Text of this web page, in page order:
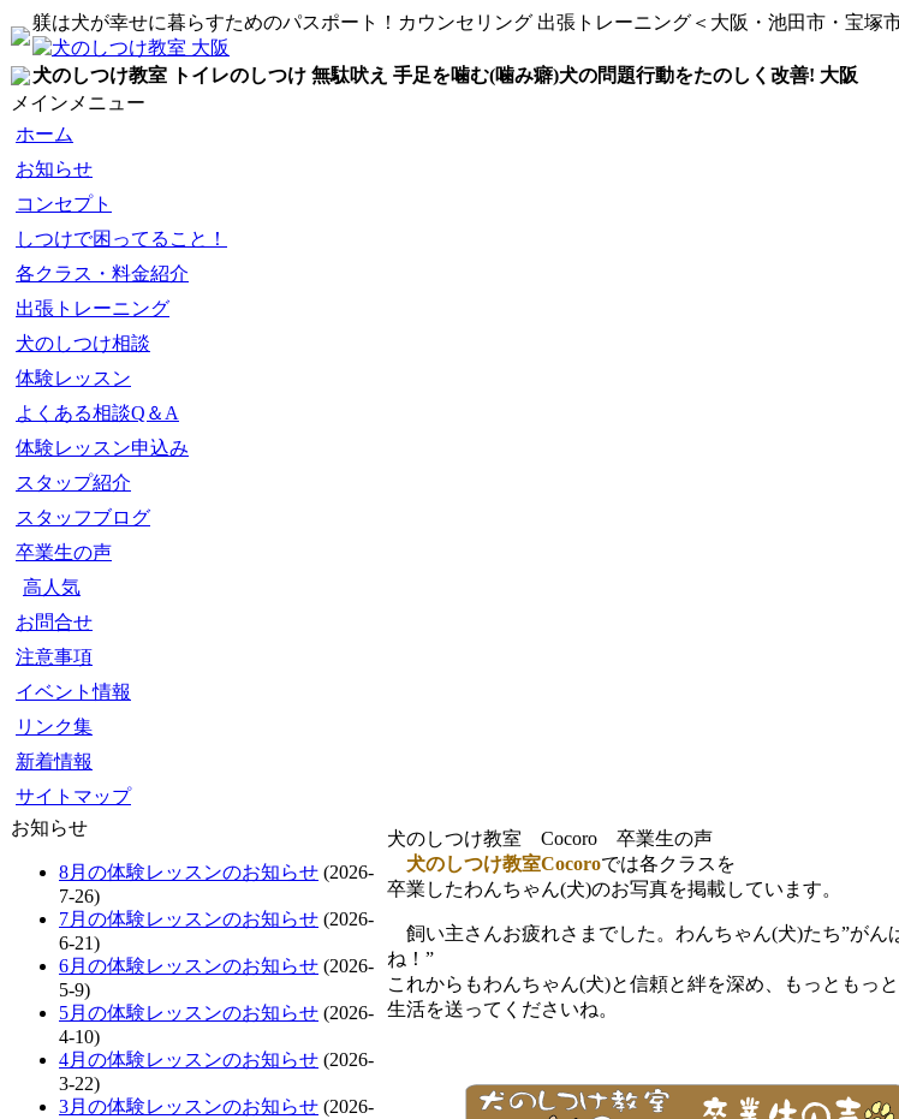
躾は犬が幸せに暮らすためのパスポート！カウンセリング 出張トレーニング＜大阪・池田市・宝塚
犬のしつけ教室 トイレのしつけ 無駄吠え 手足を噛む(噛み癖)犬の問題行動をたのしく改善! 大阪
メインメニュー
ホーム
お知らせ
コンセプト
しつけで困ってること！
各クラス・料金紹介
出張トレーニング
犬のしつけ相談
体験レッスン
よくある相談Q＆A
体験レッスン申込み
スタップ紹介
スタッフブログ
卒業生の声
高人気
お問合せ
注意事項
イベント情報
リンク集
新着情報
サイトマップ
お知らせ
8月の体験レッスンのお知らせ (2026-
7-26)
7月の体験レッスンのお知らせ (2026-
6-21)
6月の体験レッスンのお知らせ (2026-
5-9)
5月の体験レッスンのお知らせ (2026-
4-10)
4月の体験レッスンのお知らせ (2026-
3-22)
3月の体験レッスンのお知らせ (2026-
犬のしつけ教室 Cocoro 卒業生の声
犬のしつけ教室Cocoroでは各クラスを
卒業したわんちゃん(犬)のお写真を掲載しています。
飼い主さんお疲れさまでした。わんちゃん(犬)たち”がん
ね！”
これからもわんちゃん(犬)と信頼と絆を深め、もっともっ
生活を送ってくださいね。